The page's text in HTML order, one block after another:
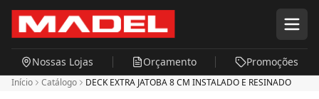
Pular para o conteúdo principal
Nossas Lojas Orçamento Promoções
Início Catálogo DECK EXTRA JATOBA 8 CM INSTALADO E RESINADO